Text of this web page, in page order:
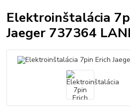
Elektroinštalácia
Jaeger 737364